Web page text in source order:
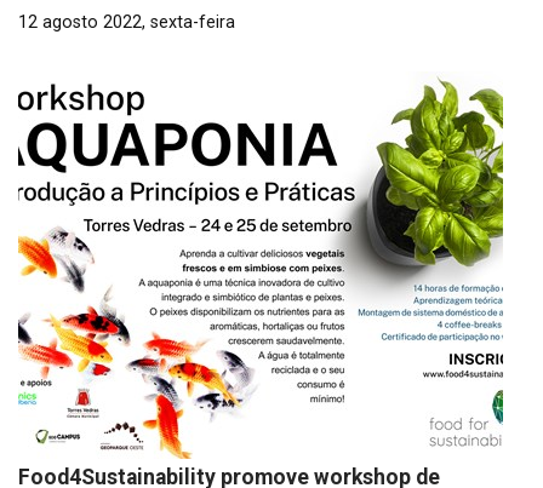
12 agosto 2022, sexta-feira
Food4Sustainability promove workshop de